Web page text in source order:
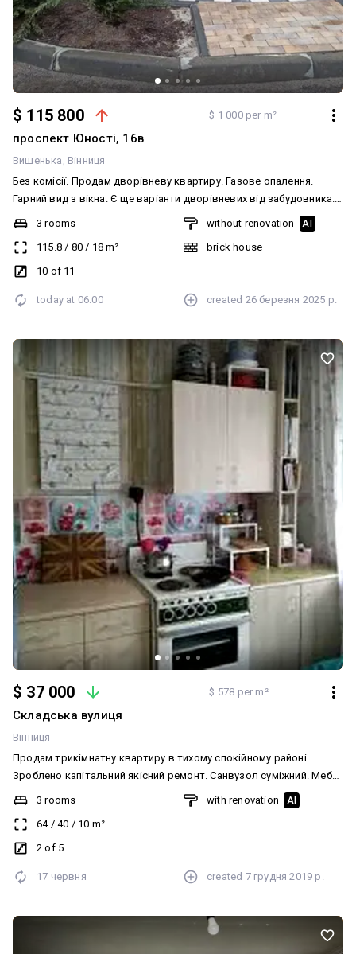
$ 115 800 $ 1 000 per m²
проспект Юності, 16в
Вишенька Вінниця
Без комісії. Продам дворівневу квартиру. Газове опалення.
Гарний вид з вікна. Є ще варіанти дворівневих від забудовника.
Можливий торг
3 rooms
115.8 / 80/ 18m²
10 of 11
without renovation AI
brick house
today at 06:00 created 26 березня 2025 р.
$ 37 000 $ 578 per m²
Складська вулиця
Вінниця
Продам трикімнатну квартиру в тихому спокійному районі.
Зроблено капітальний якісний ремонт. Санвузол суміжний. Меблі
та техніка залишаються за додаткову плату. Документи готові
3 rooms
64/ 40 / 10 m²
2 of 5
with renovation AI
17 червня created 7 грудня 2019 р.